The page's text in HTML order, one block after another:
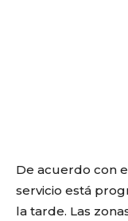
De acuerdo con
servicio está
la tarde. Las